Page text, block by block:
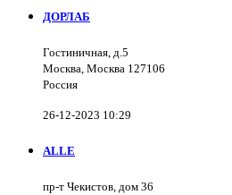
ДОРЛАБ
Гостиничная, д.5
Москва, Москва 127106
Россия
26-12-2023 10:29
ALLE
пр-т Чекистов, дом 36